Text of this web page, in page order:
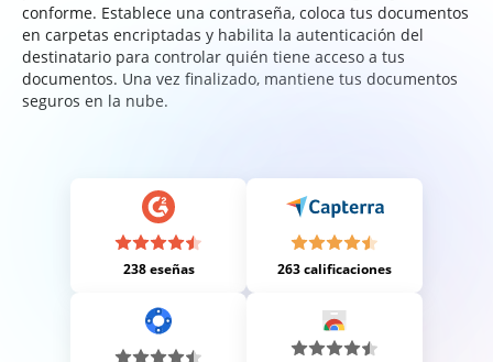
conforme. Establece una contraseña, coloca tus documentos
en carpetas encriptadas y habilita la autenticación del
destinatario para controlar quién tiene acceso a tus
documentos. Una vez finalizado, mantiene tus documentos
seguros en la nube.
238 eseñas 263 calificaciones